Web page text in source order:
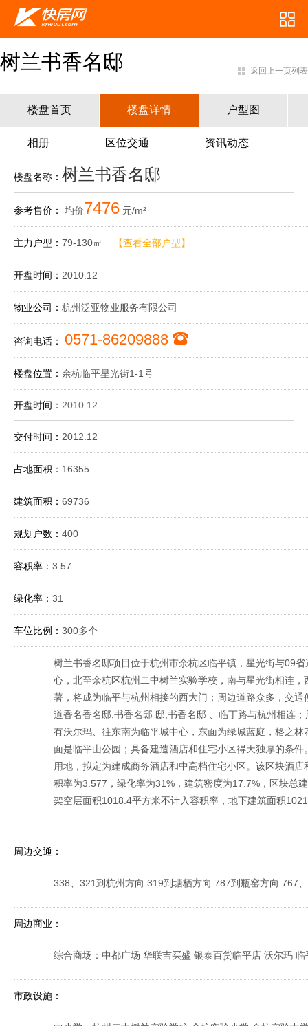
树兰书香名邸 返回上一页列表
楼盘首页 楼盘详情 户型图
相册 区位交通 资讯动态
楼盘名称：树兰书香名邸
参考售价： 均价7476 元/m²
主力户型：79-130㎡ 【查看全部户型】
开盘时间： 2010.12
物业公司：杭州泛亚物业服务有限公司
咨询电话： 0571-86209888
楼盘位置：余杭临平星光街1-1号
开盘时间： 2010.12
交付时间： 2012.12
占地面积： 16355
建筑面积：69736
规划户数：400
容积率：3.57
绿化率：31
车位比例：300多个
树兰书香名邸项目位于杭州市余杭区临平镇，星光街与09
心，北至余杭区杭州二中树兰实验学校，南与星光街相连
著，将成为临平与杭州相接的西大门；周边道路众多，交
道香名香名邸,书香名邸 邸,书香名邸 、临丁路与杭州相连
有沃尔玛、往东南为临平城中心，东面为绿城蓝庭，格之
面是临平山公园；具备建造酒店和住宅小区得天独厚的条
用地，拟定为建成商务酒店和中高档住宅小区。该区块酒
积率为3.577，绿化率为31%，建筑密度为17.7%，区块总
架空层面积1018.4平方米不计入容积率，地下建筑面积
周边交通：
338、321到杭州方向 319到塘栖方向 787到瓶窑方向 767
周边商业：
综合商场：中都广场 华联吉买盛 银泰百货临平店 沃尔玛
市政设施：